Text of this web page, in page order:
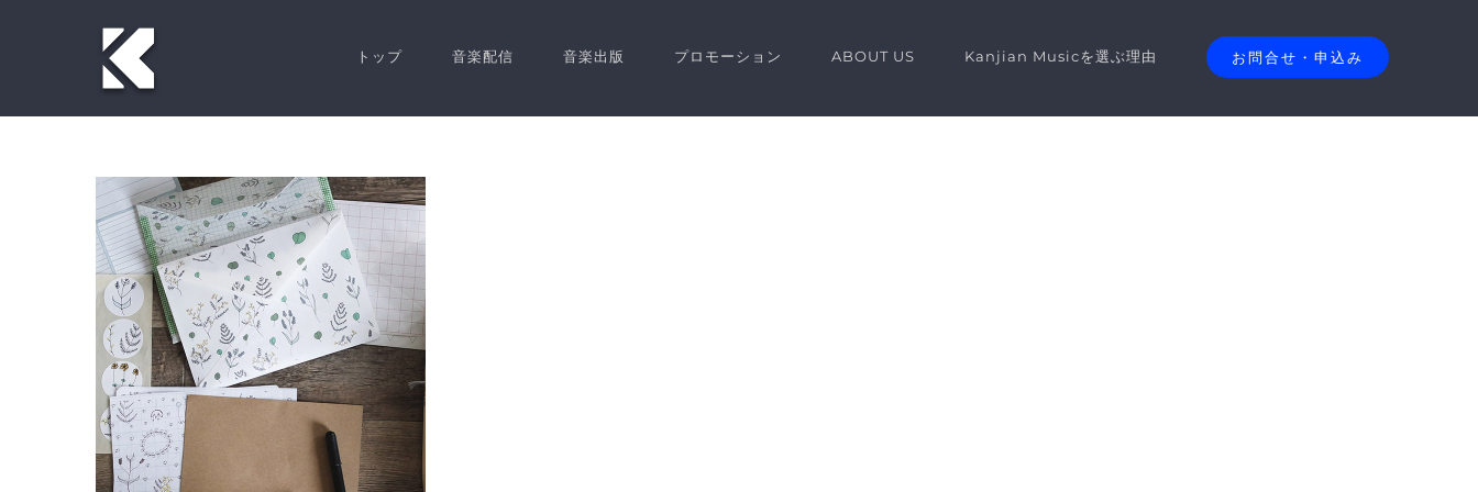
トップ 音楽配信 音楽出版 プロモーション ABOUT US Kanjian Musicを選ぶ理由 お問合せ・申込み